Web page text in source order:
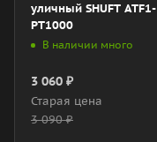
уличный SHUFT ATF1-
PT1000
В наличии много
3 060 ₽
Старая цена
3 090₽